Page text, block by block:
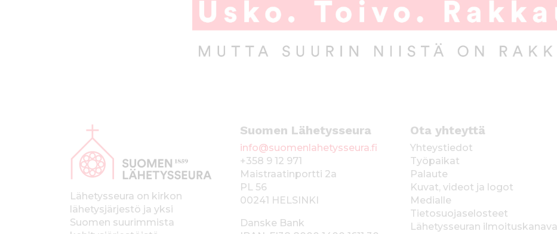
Lähetysseura on kirkon
lähetysjärjestö ja yksi
Suomen suurimmista
Suomen Lähetysseura
info@suomenlahetysseura.fi
+358 9 12 971
Maistraatinportti 2a
PL 56
00241 HELSINKI
Danske Bank
Ota yhteyttä
Yhteystiedot
Työpaikat
Palaute
Kuvat, videot ja logot
Medialle
Tietosuojaselosteet
Lähetysseuran ilmoituskanava